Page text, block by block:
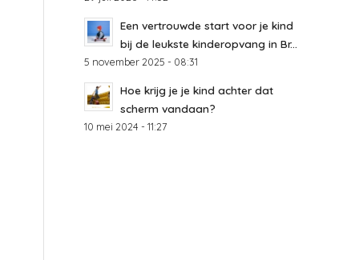
Een vertrouwde start voor je kind
bij de leukste kinderopvang in Br...
5 november 2025 - 08:31
Hoe krijg je je kind achter dat
scherm vandaan?
10 mei 2024 - 11:27